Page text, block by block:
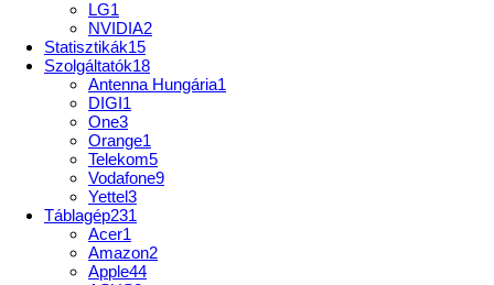
LG1
NVIDIA2
Statisztikák15
Szolgáltatók18
Antenna Hungária1
DIGI1
One3
Orange1
Telekom5
Vodafone9
Yettel3
Táblagép231
Acer1
Amazon2
Apple44